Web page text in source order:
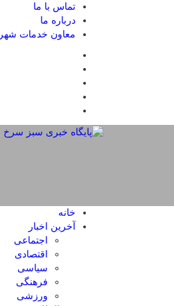
تماس با ما
درباره ما
معاون خدمات
خانه
آخرین اخبار
اجتماعی
اقتصادی
سیاسی
فرهنگی
ورزشی